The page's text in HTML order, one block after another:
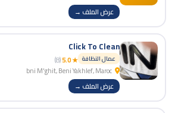
عرض الملف →
Click To Clean
عمال النظافة ★ 5.0
(8)
عرض الملف →